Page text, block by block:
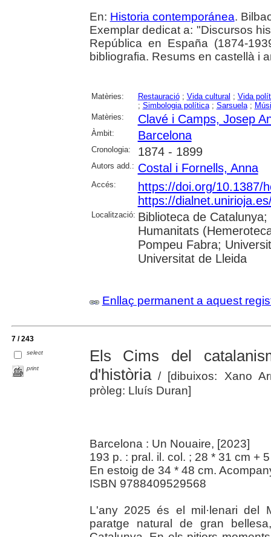
En: Historia contemporánea.
Exemplar dedicat a: "Discursos
República en España (1874-
bibliografia. Resums en castellà i
Matèries: Restauració; Vida cultural ; Vida
; Simbologia política; Sarsuela;
Matèries:
Clavé i Camps, Josep
Àmbit: Barcelona
Cronologia: 1874 - 1899
Autors add.: Costal i Fornells, Anna
Accés:
https://doi.org/10.1387/
https://
Localització: Biblioteca de
Humanitats
Pompeu Fabra;
Universitat de Lleida
Enllaç permanent a aquest
7 / 243
select
print
Els Cims del
d'història/ [dibuixos: Xano
pròleg: Lluís Duran]
Barcelona : Un Nouaire, [2023]
193 p. : pral. il. col. ; 28 * 31 cm +
En estoig de 34 * 48 cm.
ISBN 9788409529568
L'any 2025 és el mil·lenari del
paratge natural de gran